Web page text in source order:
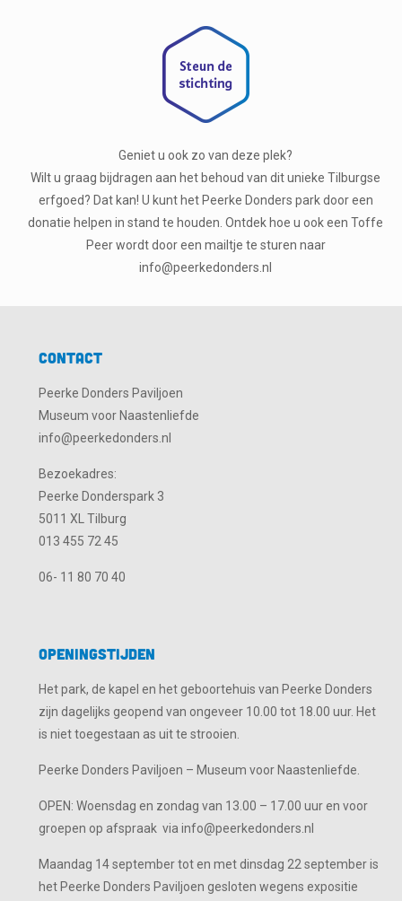
Geniet u ook zo van deze plek?
Wilt u graag bijdragen aan het behoud van dit unieke Tilburgse
erfgoed? Dat kan! U kunt het Peerke Donders park door een
donatie helpen in stand te houden. Ontdek hoe u ook een Toffe
Peer wordt door een mailtje te sturen naar
info@peerkedonders.nl
Contact
Peerke Donders Paviljoen
Museum voor Naastenliefde
info@peerkedonders.nl
Bezoekadres:
Peerke Donderspark 3
5011 XL Tilburg
013 455 72 45
06- 11 80 70 40
Openingstijden
Het park, de kapel en het geboortehuis van Peerke Donders
zijn dagelijks geopend van ongeveer 10.00 tot 18.00 uur. Het
is niet toegestaan as uit te strooien.
Peerke Donders Paviljoen – Museum voor Naastenliefde.
OPEN: Woensdag en zondag van 13.00 – 17.00 uur en voor
groepen op afspraak via info@peerkedonders.nl
Maandag 14 september tot en met dinsdag 22 september is
het Peerke Donders Paviljoen gesloten wegens expositie